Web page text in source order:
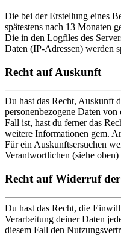
Die bei der Erstellung eines
spätestens nach 13 Monaten
Die in den Logfiles des
Daten (IP-Adressen) werden
Recht auf Auskunft
Du hast das Recht, Auskunft
personenbezogene Daten
Fall ist, hast du ferner das
weitere Informationen gem.
Für ein Auskunftsersuchen
Verantwortlichen (siehe
Recht auf Widerruf
Du hast das Recht, die
Verarbeitung deiner Daten
diesem Fall den